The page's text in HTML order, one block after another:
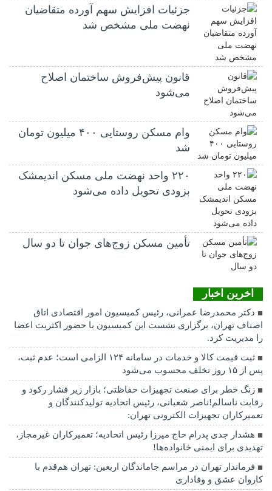
جزئیات افزایش سهم آورده متقاضیان
نهضت ملی مشخص شد
قانون پیش‌فروش ساختمان اصلاح
می‌شود
وام مسکن روستایی ۴۰۰ میلیون تومان
شد
۲۲۰ واحد نهضت ملی مسکن اندیمشک
بزودی تحویل داده می‌شود
تأمین مسکن زوج‌های جوان تا دو سال
اخرین اخبار
دکتر محمدرضا عمرانی، رئیس کمیسیون امور اقتصادی اتاق
اصناف تهران، برگزاری نشست این کمیسیون با حضور اکثریت اعضا
را مدیریت کرد.
ثبت قیمت کالا و خدمات در سامانه ۱۲۴ الزامی است؛ عدم ثبت،
پس از ۱۵ روز تخلف محسوب می‌شود
زنگ خطر برای صنعت تجهیزات حفاظتی؛ بازار زیر فشار رکود و
رقابت ناسالم!ناصر شعبانی، رئیس اتحادیه تولیدکنندگان و
تعمیرکاران تجهیزات الکترونی تهران:
هشدار جدی پدرام حاج میرزا رئیس اتحادیه؛ تعمیرکاران غیرمجاز،
تهدیدی برای ایمنی خانواده‌ها!
فرماندار تهران در مراسم جاماندگان اربعین: تهران هم‌قدم با
کاروان عشق و وفاداری